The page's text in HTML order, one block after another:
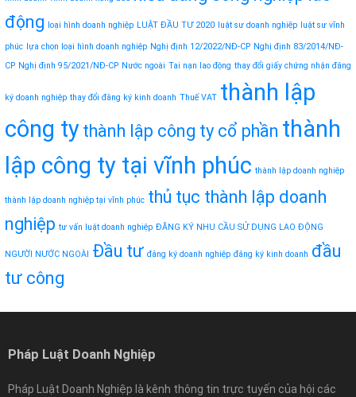
động loại hình doanh nghiệp LUẬT ĐẦU TƯ 2020 luật sư doanh nghiệp luật sư vĩnh
phúc lựa chọn loại hình doanh nghiệp Nghị định 12/2022/NĐ-CP Nghị định 83/2014/NĐ-
CP Nghị định 95/2021/NĐ-CP Nước ngoài Tai nạn lao động thay đổi giấy chứng nhận đăng
ký doanh nghiệp thay đổi đăng ký kinh doanh Thuế VAT thành lập
công ty thành lập công ty cổ phần thành
lập công ty tại vĩnh phúc thành lập doanh nghiệp
thành lập doanh nghiệp tại vĩnh phúc thủ tục thành lập doanh
nghiệp tư vấn luật doanh nghiệp ĐĂNG KÝ NHU CẦU SỬ DỤNG LAO ĐỘNG
NGƯỜI NƯỚC NGOÀI Đầu tư đăng ký doanh nghiệp đăng ký kinh doanh đầu
tư công
Pháp Luật Doanh Nghiệp
Pháp Luật Doanh Nghiệp là kênh thông tin trực tuyến của hội các